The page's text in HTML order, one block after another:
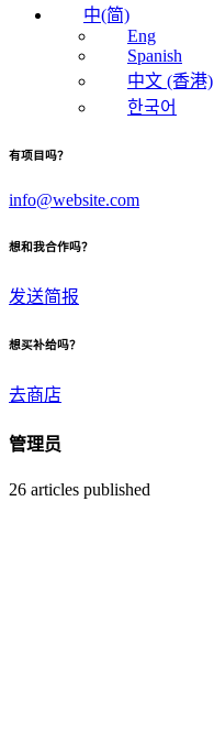
中(简)
Eng
Spanish
中文 (香港)
한국어
有项目吗？
info@website.com
想和我合作吗？
发送简报
想买补给吗？
去商店
管理员
26 articles published